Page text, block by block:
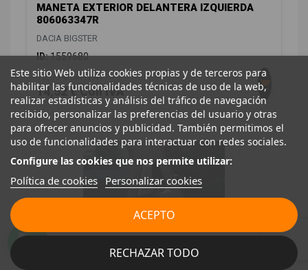
MANETA EXTERIOR DELANTERA IZQUIERDA
806063347R
DACIA BIGSTER
ID:1559680
12,00 € Sin IVA
14,52 € Con IVA
MANETA EXTERIOR TRASERA IZQUIERDA
Este sitio Web utiliza cookies propias y de terceros para
habilitar las funcionalidades técnicas de uso de la web,
realizar estadísticas y análisis del tráfico de navegación
recibido, personalizar las preferencias del usuario y otras
para ofrecer anuncios y publicidad. También permitimos el
uso de funcionalidades para interactuar con redes sociales.
Configure las cookies que nos permite utilizar:
Política de cookies Personalizar cookies
RECHAZAR TODO
ACEPTO